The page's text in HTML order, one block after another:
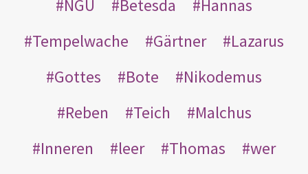
NGÜ
Betesda
Hannas
Tempelwache
Gärtner
Lazarus
Gottes
Bote
Nikodemus
Reben
Teich
Malchus
Inneren
leer Thomas
wer